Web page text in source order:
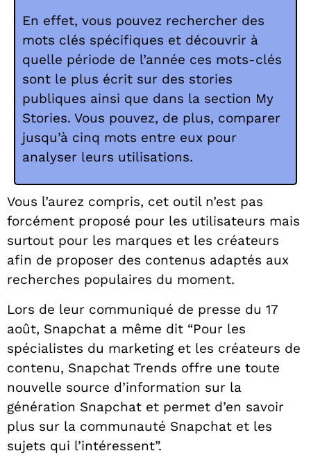
En effet, vous pouvez rechercher des
mots clés spécifiques et découvrir à
quelle période de l’année ces mots-clés
sont le plus écrit sur des stories
publiques ainsi que dans la section My
Stories. Vous pouvez, de plus, comparer
jusqu’à cinq mots entre eux pour
analyser leurs utilisations.
Vous l’aurez compris, cet outil n’est pas
forcément proposé pour les utilisateurs mais
surtout pour les marques et les créateurs
afin de proposer des contenus adaptés aux
recherches populaires du moment.
Lors de leur communiqué de presse du 17
août, Snapchat a même dit “Pour les
spécialistes du marketing et les créateurs de
contenu, Snapchat Trends offre une toute
nouvelle source d’information sur la
génération Snapchat et permet d’en savoir
plus sur la communauté Snapchat et les
sujets qui l’intéressent”.